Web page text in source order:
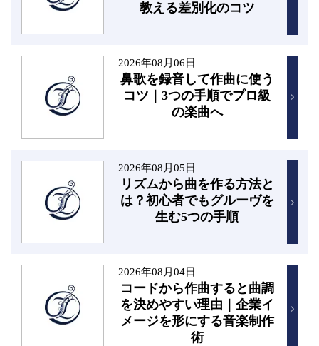
教える差別化のコツ
2026年08月06日
鼻歌を録音して作曲に使う
コツ｜3つの手順でプロ級
の楽曲へ
2026年08月05日
リズムから曲を作る方法と
は？初心者でもグルーヴを
生む5つの手順
2026年08月04日
コードから作曲すると曲調
を決めやすい理由｜企業イ
メージを形にする音楽制作
術